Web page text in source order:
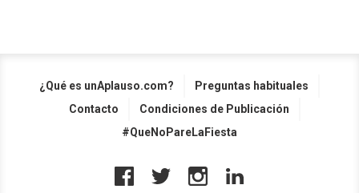
¿Qué es unAplauso.com?
Preguntas habituales
Contacto
Condiciones de Publicación
#QueNoPareLaFiesta